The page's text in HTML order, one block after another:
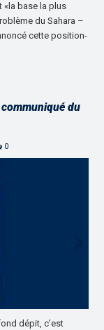
«la base la plus
du Sahara –
cette position-
du
0
dépit, c’est